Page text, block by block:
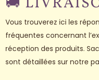
Vous trouverez ici les
fréquentes concernant
réception des produits.
sont détaillées sur notre